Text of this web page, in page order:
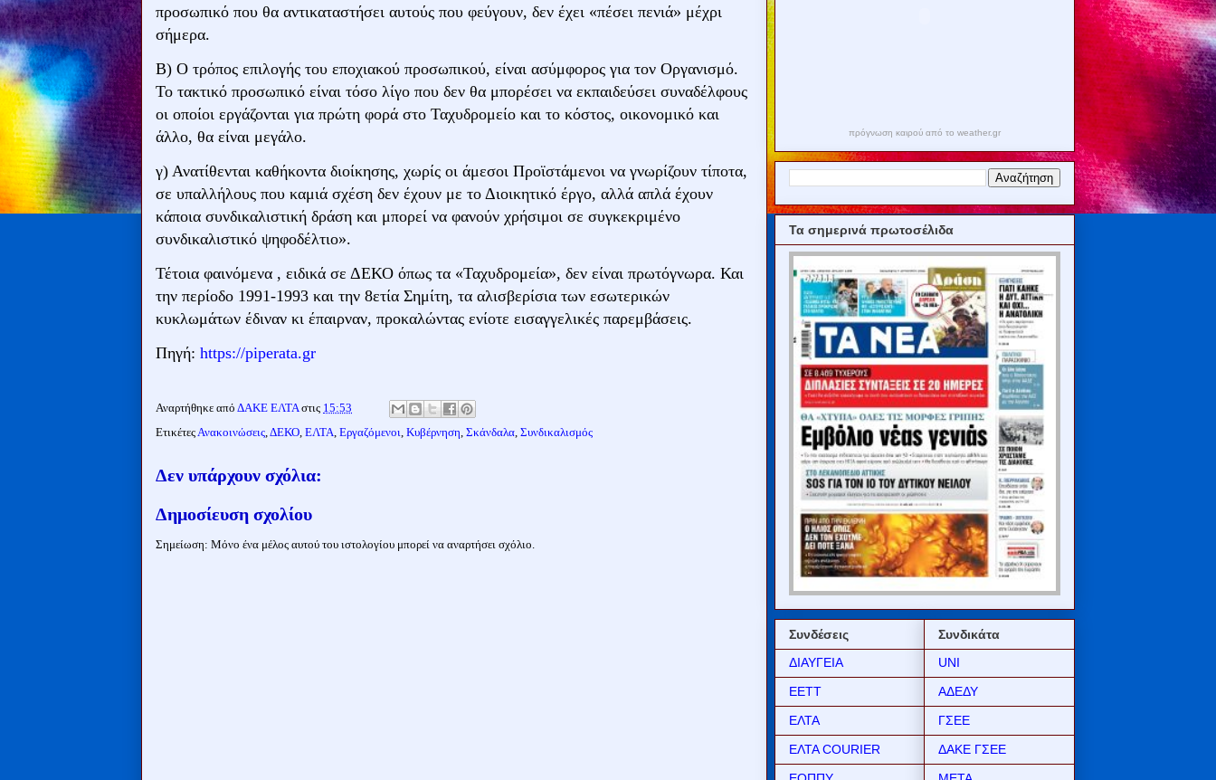
προσωπικό που θα αντικαταστήσει αυτούς που φεύγουν, δεν έχει «πέσει πενιά» μέχρι
σήμερα.
Β) Ο τρόπος επιλογής του εποχιακού προσωπικού, είναι ασύμφορος για τον Οργανισμό.
Το τακτικό προσωπικό είναι τόσο λίγο που δεν θα μπορέσει να εκπαιδεύσει συναδέλφους
οι οποίοι εργάζονται για πρώτη φορά στο Ταχυδρομείο και το κόστος, οικονομικό και
άλλο, θα είναι μεγάλο.
γ) Ανατίθενται καθήκοντα διοίκησης, χωρίς οι άμεσοι Προϊστάμενοι να γνωρίζουν τίποτα,
σε υπαλλήλους που καμιά σχέση δεν έχουν με το Διοικητικό έργο, αλλά απλά έχουν
κάποια συνδικαλιστική δράση και μπορεί να φανούν χρήσιμοι σε συγκεκριμένο
συνδικαλιστικό ψηφοδέλτιο».
Τέτοια φαινόμενα , ειδικά σε ΔΕΚΟ όπως τα «Ταχυδρομεία», δεν είναι πρωτόγνωρα. Και
την περίοδο 1991-1993 και την 8ετία Σημίτη, τα αλισβερίσια των εσωτερικών
κυκλωμάτων έδιναν κι έπαιρναν, προκαλώντας ενίοτε εισαγγελικές παρεμβάσεις.
Πηγή: https://piperata.gr
Αναρτήθηκε από ΔΑΚΕ ΕΛΤΑ στις 15:53
ΕτικέτεςΑνακοινώσεις,ΔΕΚΟ, ΕΛΤΑ, Εργαζόμενοι, Κυβέρνηση, Σκάνδαλα, Συνδικαλισμός
Δεν υπάρχουν σχόλια:
Δημοσίευση σχολίου
Σημείωση: Μόνο ένα μέλος αυτού του ιστολογίου μπορεί να αναρτήσει σχόλιο.
πρόγνωση καιρού από το weather.gr
Τα σημερινά πρωτοσέλιδα
Συνδέσεις
ΔΙΑΥΓΕΙΑ
ΕΕΤΤ
ΕΛΤΑ
ΕΛΤΑ COURIER
Συνδικάτα
UNI
ΑΔΕΔΥ
ΓΣΕΕ
ΔΑΚΕ ΓΣΕΕ